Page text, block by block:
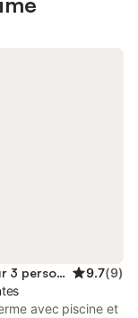
Chambre d’hôte pour 3 personnes 9.7(9)
avec piscine et